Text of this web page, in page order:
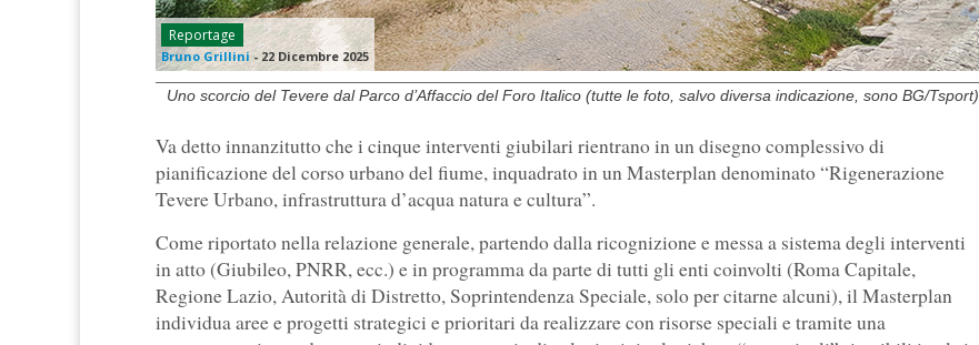
Reportage
Bruno Grillini- 22 Dicembre 2025
Uno scorcio del Tevere dal Parco d’Affaccio del Foro Italico (tutte le foto, salvo diversa indicazione, sono BG/Tsport).
Va detto innanzitutto che i cinque interventi giubilari rientrano in un disegno complessivo di
pianificazione del corso urbano del fiume, inquadrato in un Masterplan denominato “Rigenerazione
Tevere Urbano, infrastruttura d’acqua natura e cultura”.
Come riportato nella relazione generale, partendo dalla ricognizione e messa a sistema degli interventi
in atto (Giubileo, PNRR, ecc.) e in programma da parte di tutti gli enti coinvolti (Roma Capitale,
Regione Lazio, Autorità di Distretto, Soprintendenza Speciale, solo per citarne alcuni), il Masterplan
individua aree e progetti strategici e prioritari da realizzare con risorse speciali e tramite una